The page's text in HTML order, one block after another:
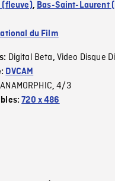
(fleuve), Bas-Saint-Laurent
du Film
Digital Beta, Video Disque
DVCAM
ANAMORPHIC,4/3
720 x 486